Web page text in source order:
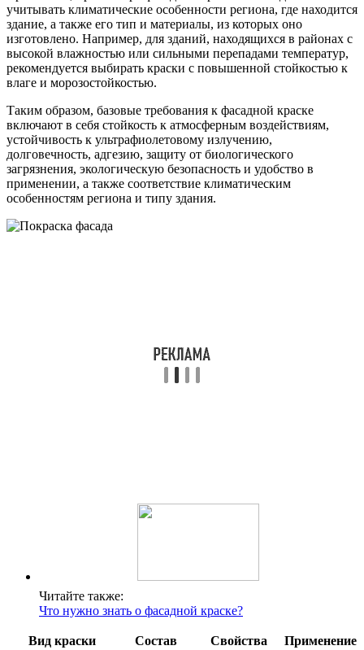
учитывать климатические особенности региона, где находится
здание, а также его тип и материалы, из которых оно
изготовлено. Например, для зданий, находящихся в районах с
высокой влажностью или сильными перепадами температур,
рекомендуется выбирать краски с повышенной стойкостью к
влаге и морозостойкостью.
Таким образом, базовые требования к фасадной краске
включают в себя стойкость к атмосферным воздействиям,
устойчивость к ультрафиолетовому излучению,
долговечность, адгезию, защиту от биологического
загрязнения, экологическую безопасность и удобство в
применении, а также соответствие климатическим
особенностям региона и типу здания.
Читайте также:
Что нужно знать о фасадной краске?
Вид краски Состав Свойства Применение